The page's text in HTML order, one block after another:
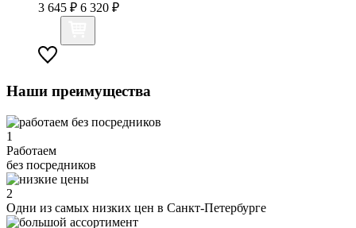
3 645 ₽ 6 320 ₽
Наши преимущества
1
Работаем
без посредников
2
Одни из самых низких цен в Санкт-Петербурге